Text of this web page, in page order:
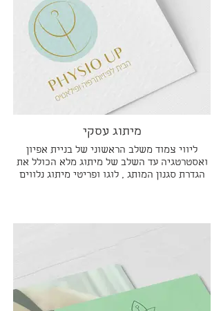
מיתוג עסקי
ליווי צמוד משלב הראשוני של בניית אפיון
ואסטרטגיה עד השלב של מיתוג מלא הכולל את
הגדרת סגנון המותג , לוגו ופריטי מיתוג נלווים